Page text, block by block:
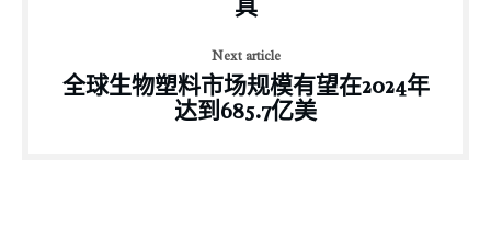
具
Next article
全球生物塑料市场规模有望在2024年
达到685.7亿美